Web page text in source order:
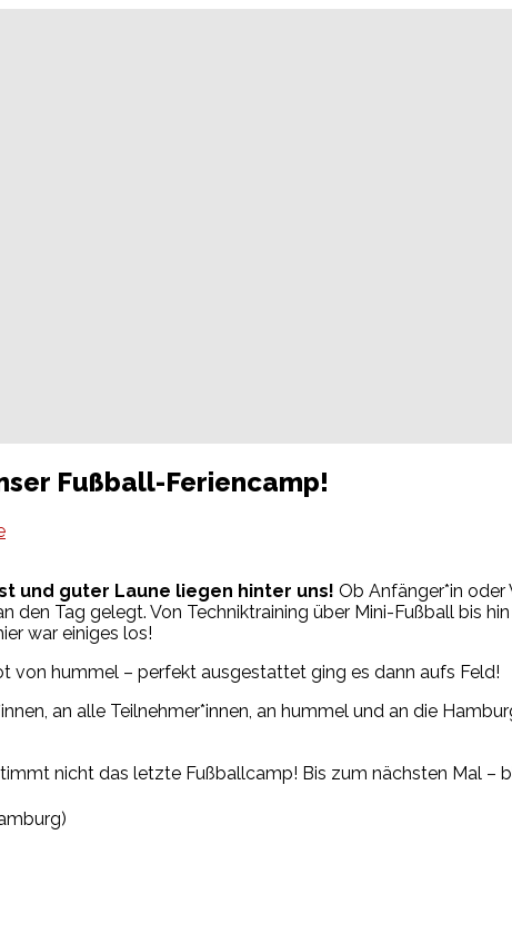
Fußball-Feriencamp!
und guter Laune liegen hinter uns! Ob Anfänger*in oder
Tag gelegt. Von Techniktraining über Mini-Fußball bis
war einiges los!
von hummel – perfekt ausgestattet ging es dann aufs Feld!
an alle Teilnehmer*innen, an hummel und an die
nicht das letzte Fußballcamp! Bis zum nächsten Mal –